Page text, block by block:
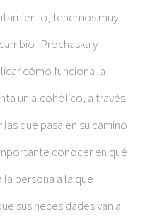
tenemos muy
-Prochaska y
cómo funciona la
un alcohólico, a través
que pasa en su camino
conocer en qué
persona a la que
sus necesidades van a